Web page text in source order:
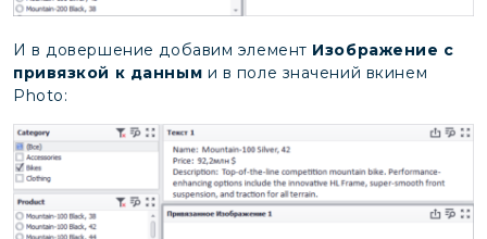
И в довершение добавим элемент Изображение с
привязкой к данным и в поле значений вкинем
Photo: